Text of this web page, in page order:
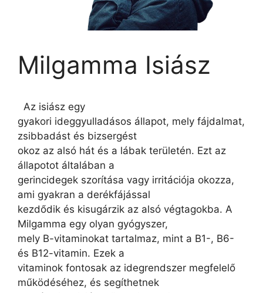
Milgamma Isiász
Az isiász egy
gyakori ideggyulladásos állapot, mely fájdalmat,
zsibbadást és bizsergést
okoz az alsó hát és a lábak területén. Ezt az
állapotot általában a
gerincidegek szorítása vagy irritációja okozza,
ami gyakran a derékfájással
kezdődik és kisugárzik az alsó végtagokba. A
Milgamma egy olyan gyógyszer,
mely B-vitaminokat tartalmaz, mint a B1-, B6-
és B12-vitamin. Ezek a
vitaminok fontosak az idegrendszer megfelelő
működéséhez, és segíthetnek